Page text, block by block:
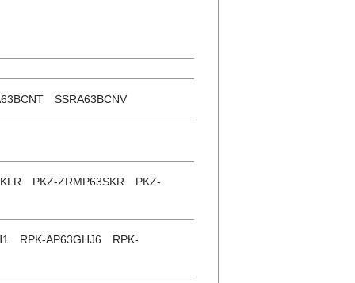
SSRA63BCNV
PKZ-ZRMP63SKR PKZ-
RPK-AP63GHJ6 RPK-